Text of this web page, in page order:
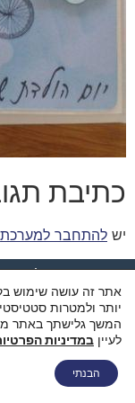
כתיבת
יש להתחבר למערכת
מדיניות פרטיות
יותר ולמטרות
המשך גלישתך באתר
לעיין במדיניות
הבנתי